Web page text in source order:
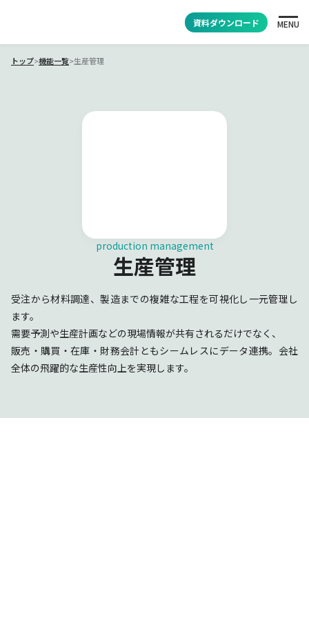
資料ダウンロード MENU
トップ>機能一覧>生産管理
production management
生産管理
受注から材料調達、製造までの複雑な工程を可視化し一元管理し
ます。
需要予測や生産計画などの現場情報が共有されるだけでなく、
販売・購買・在庫・財務会計ともシームレスにデータ連携。会社
全体の飛躍的な生産性向上を実現します。